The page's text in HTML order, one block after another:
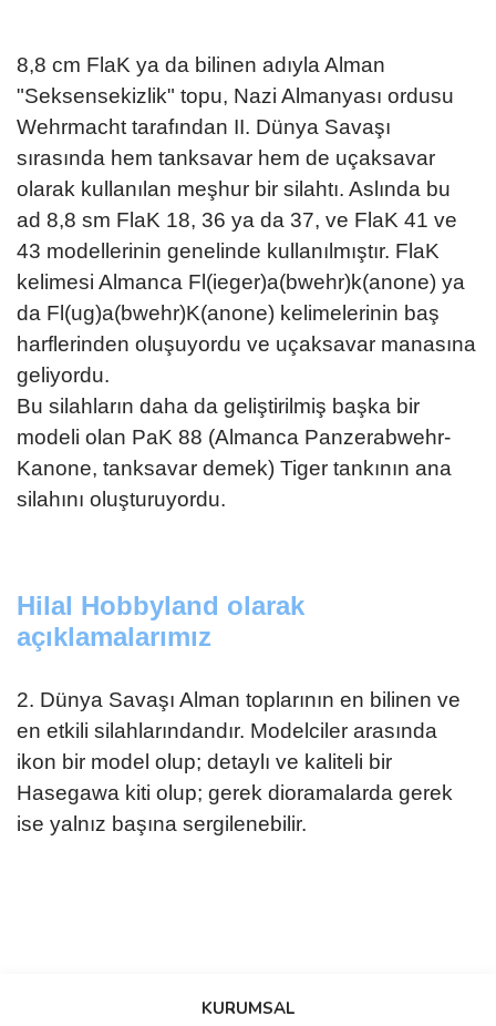
8,8 cm FlaK ya da bilinen adıyla Alman
"Seksensekizlik" topu, Nazi Almanyası ordusu
Wehrmacht tarafından II. Dünya Savaşı
sırasında hem tanksavar hem de uçaksavar
olarak kullanılan meşhur bir silahtı. Aslında bu
ad 8,8 sm FlaK 18, 36 ya da 37, ve FlaK 41 ve
43 modellerinin genelinde kullanılmıştır. FlaK
kelimesi Almanca Fl(ieger)a(bwehr)k(anone) ya
da Fl(ug)a(bwehr)K(anone) kelimelerinin baş
harflerinden oluşuyordu ve uçaksavar manasına
geliyordu.
Bu silahların daha da geliştirilmiş başka bir
modeli olan PaK 88 (Almanca Panzerabwehr-
Kanone, tanksavar demek) Tiger tankının ana
silahını oluşturuyordu.
Hilal Hobbyland olarak
açıklamalarımız
2. Dünya Savaşı Alman toplarının en bilinen ve
en etkili silahlarındandır. Modelciler arasında
ikon bir model olup; detaylı ve kaliteli bir
Hasegawa kiti olup; gerek dioramalarda gerek
ise yalnız başına sergilenebilir.
Bu ürüne ilk yorumu siz yapın!
KURUMSAL